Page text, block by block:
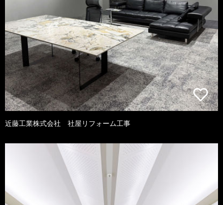
近藤工業株式会社 社屋リフォーム工事